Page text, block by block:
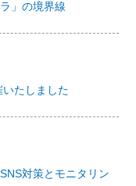
」の境界線
たしました
対策とモニタリン